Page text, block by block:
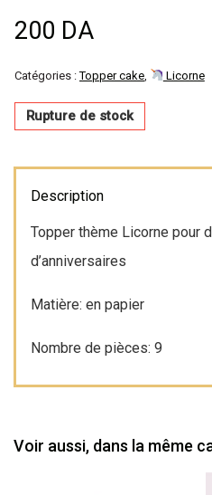
table
Accessoires
Déguisements
Emballage
200 DA
Catégories :Topper cake Licorne
Rupture de stock
Description
Topper thème Licorne pour
d’anniversaires
Matière: en papier
Nombre de pièces: 9
Voir aussi, dans la même